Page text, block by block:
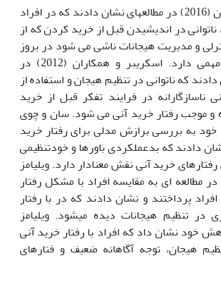
پرادیپتو و همکاران (2016) در مطالعه­ای نشان دادند که در افراد
ناتوانی در اندیشیدن قبل از خرید کردن که از
و مدیریت هیجانات ناشی می شود در بروز
این رفتار نقش مهمی دارد. اسکریبر و همکاران (2012) در
که ناتوانی در تنظیم هیجان و استفاده از
ناسازگارانه در فرایند تفکر قبل از خرید
و موجب رفتار خرید آنی می شود. سان و چوی
خود به بررسی برازش مدلی برای رفتار خرید
دادند که بدعملکردی باورها و خودتنظیمی
خرید آنی نقش معنادار دارد. ویلیامز
(2012) در مطالعه ای به مقایسه افراد با مشکل رفتار
پرداختند و نشان دادند که در با رفتار
در تنظیم هیجانات دیده می­شود. ویلیامز
ژوهش خود نشان داد که افراد با رفتار خرید آنی
هیجان، توجه آگاهانه ضعیف و فتارهای